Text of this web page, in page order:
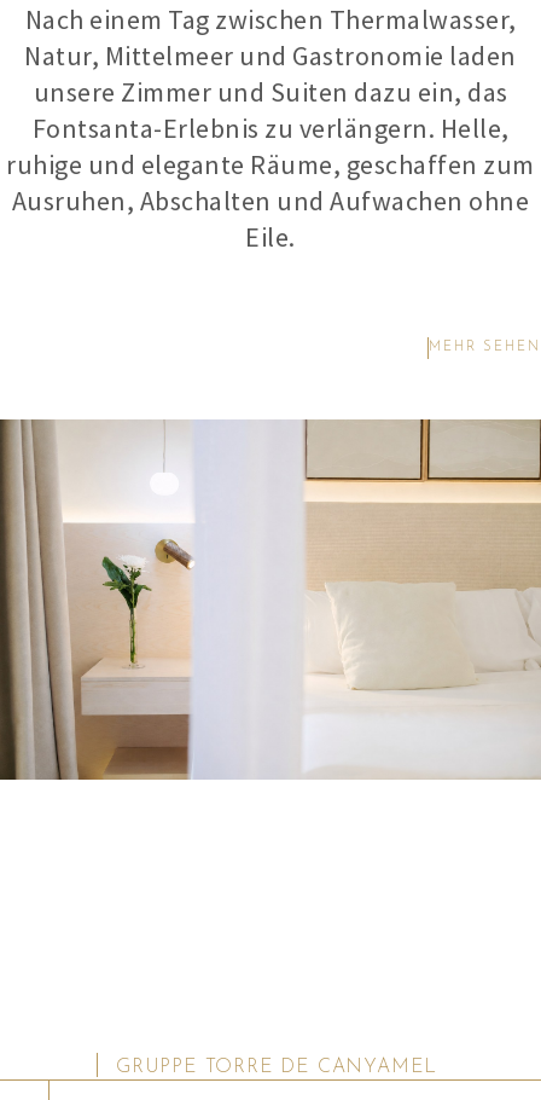
Nach einem Tag zwischen Thermalwasser,
Natur, Mittelmeer und Gastronomie laden
unsere Zimmer und Suiten dazu ein, das
Fontsanta-Erlebnis zu verlängern. Helle,
ruhige und elegante Räume, geschaffen zum
Ausruhen, Abschalten und Aufwachen ohne
Eile.
MEHR SEHEN
GRUPPE TORRE DE CANYAMEL